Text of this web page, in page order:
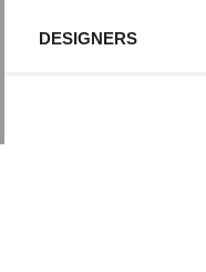
DESIGNERS